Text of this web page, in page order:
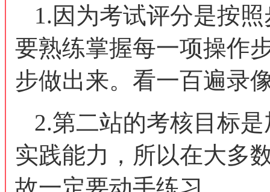
1.因为考试评分是按
要熟练掌握每一项操作
步做出来。看一百遍录
2.第二站的考核目标
实践能力，所以在大多